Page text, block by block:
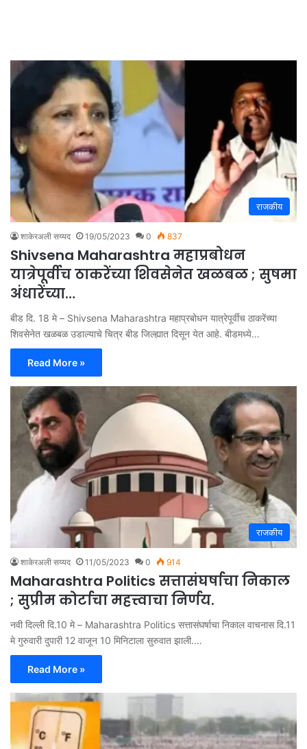
राजकीय
शाकेरअली सय्यद 19/05/2023 0 837
Shivsena Maharashtra महाप्रबोधन
यात्रेपूर्वीच ठाकरेंच्या शिवसेनेत खळबळ ; सुषमा
अंधारेंच्या…
बीड दि. 18 मे – Shivsena Maharashtra महाप्रबोधन यात्रेपूर्वीच ठाकरेंच्या
शिवसेनेत खळबळ उडाल्याचे चित्र बीड जिल्ह्यात दिसून येत आहे. बीडमध्ये…
Read More »
राजकीय
शाकेरअली सय्यद 11/05/2023 0 914
Maharashtra Politics सत्तासंघर्षाचा निकाल
; सुप्रीम कोर्टाचा महत्त्वाचा निर्णय.
नवी दिल्ली दि.10 मे – Maharashtra Politics सत्तासंघर्षाचा निकाल वाचनास दि.11
मे गुरुवारी दुपारी 12 वाजून 10 मिनिटाला सुरुवात झाली.…
Read More »